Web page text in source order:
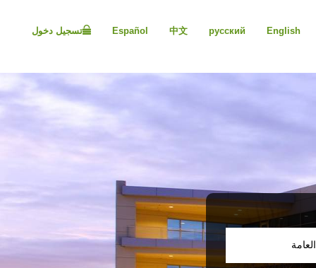
accessibility
system.
Control-
website
English
русский
中文
Español تسجيل دخول